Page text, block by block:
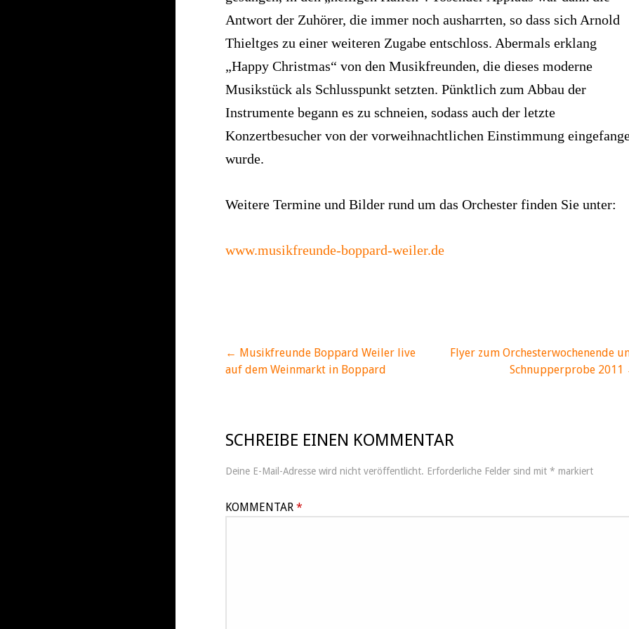
Antwort der Zuhörer, die immer noch ausharrten, so dass sich Arnold
Thieltges zu einer weiteren Zugabe entschloss. Abermals erklang
„Happy Christmas“ von den Musikfreunden, die dieses moderne
Musikstück als Schlusspunkt setzten. Pünktlich zum Abbau der
Instrumente begann es zu schneien, sodass auch der letzte
Konzertbesucher von der vorweihnachtlichen Einstimmung
wurde.
Weitere Termine und Bilder rund um das Orchester finden Sie unter:
www.musikfreunde-boppard-weiler.de
Beitragsnavigation
← Musikfreunde Boppard Weiler live
auf dem Weinmarkt in Boppard
Flyer zum Orchesterwochenende
Schnupperprobe
SCHREIBE EINEN KOMMENTAR
Deine E-Mail-Adresse wird nicht veröffentlicht. Erforderliche Felder sind mit * markiert
KOMMENTAR *